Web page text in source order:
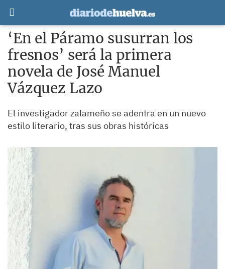
‘En el Páramo susurran los
fresnos’ será la primera
novela de José Manuel
Vázquez Lazo
El investigador zalameño se adentra en un nuevo
estilo literario, tras sus obras históricas